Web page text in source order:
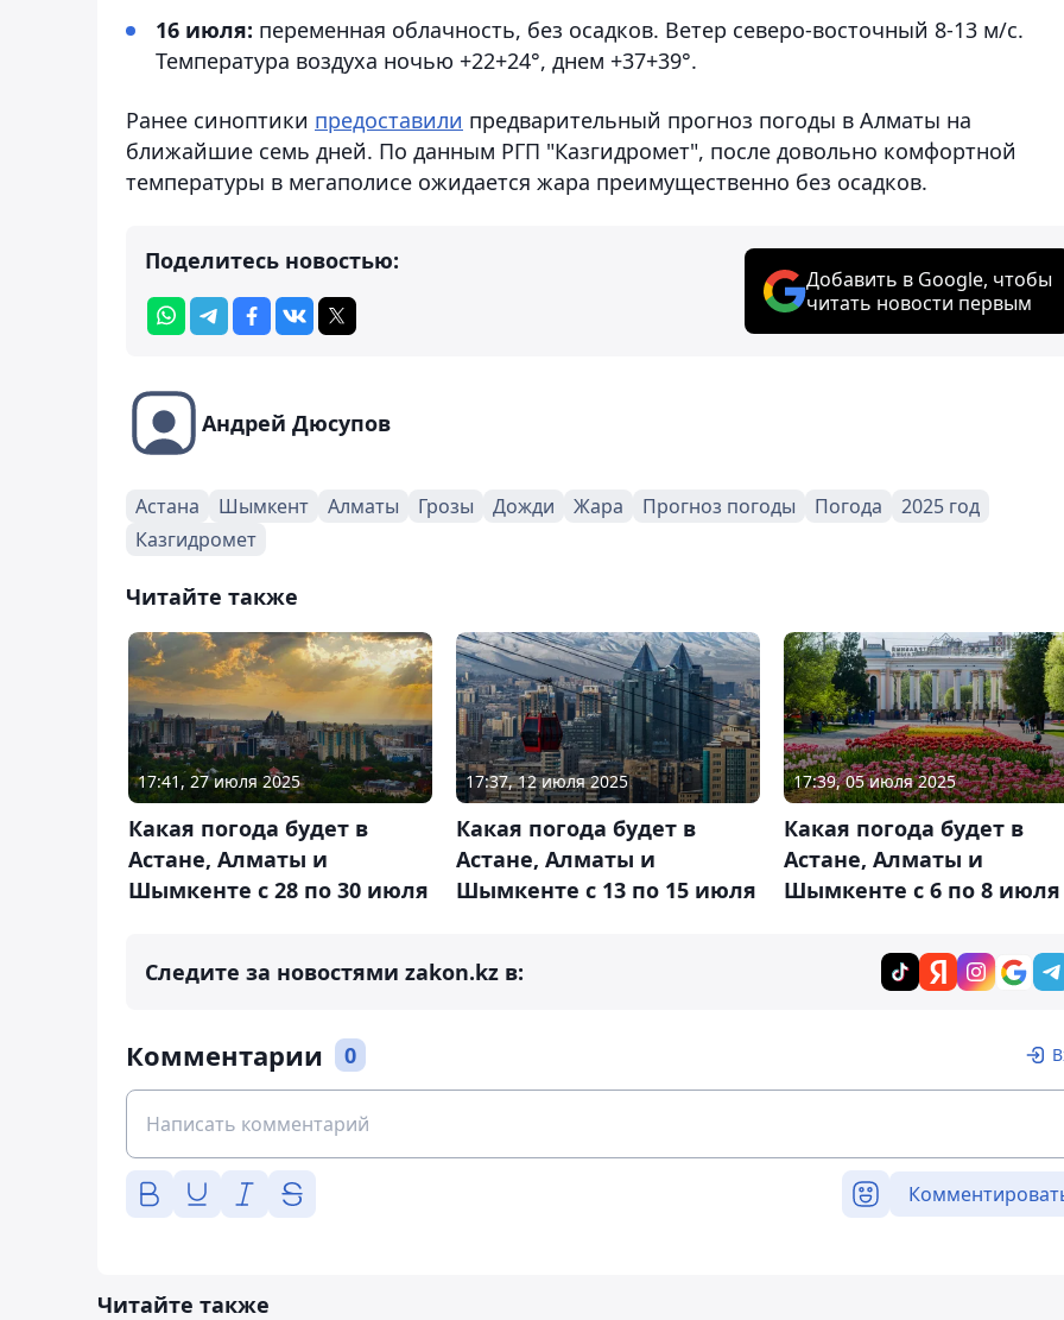
16 июля: переменная облачность, без осадков. Ветер северо-восточный 8-13 м/с.
Температура воздуха ночью +22+24°, днем +37+39°.
Ранее синоптики предоставили предварительный прогноз погоды в Алматы на
ближайшие семь дней. По данным РГП "Казгидромет", после довольно комфортной
температуры в мегаполисе ожидается жара преимущественно без осадков.
Поделитесь новостью:
Добавить в Google, чтобы
читать новости первым
Андрей Дюсупов
Астана Шымкент Алматы Грозы Дожди Жара Прогноз погоды Погода
2025 год
Казгидромет
Читайте также
17:41, 27 июля 2025
Какая погода будет в
Астане, Алматы и
Шымкенте с 28 по 30 июля
17:37, 12 июля 2025
Какая погода будет в
Астане, Алматы и
Шымкенте с 13 по 15 июля
17:39, 05 июля 2025
Какая погода будет в
Астане, Алматы и
Шымкенте с 6 по 8 июля
Следите за новостями zakon.kz в:
Комментарии 0
Читайте также